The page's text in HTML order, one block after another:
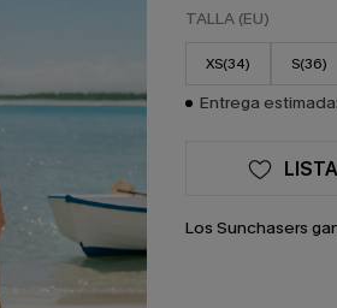
TALLA (EU)
XS(34) S(36)
Entrega
Los Sunchasers